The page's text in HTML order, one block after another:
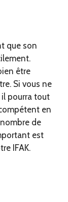
que son
être
Si vous ne
pourra tout
en
de
est
IFAK.